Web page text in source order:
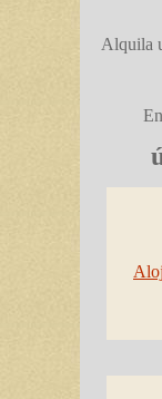
Alquila